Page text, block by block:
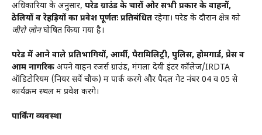
अधिकारियों के अनुसार, परेड ग्राउंड के चारों ओर सभी प्रकार के वाहनों,
ठेलियों व रेहड़ियों का प्रवेश पूर्णतः प्रतिबंधित रहेगा। परेड के दौरान क्षेत्र को
जीरो ज़ोनघोषित किया गया है।
परेड में आने वाले प्रतिभागियों, आर्मी, पैरामिलिट्री, पुलिस, होमगार्ड, प्रेस व
आम नागरिक अपने वाहन रेंजर्स ग्राउंड, मंगला देवी इंटर कॉलेज/IRDTA
ऑडिटोरियम (नियर सर्वे चौक) में पार्क करेंगे और पैदल गेट नंबर 04 व 05 से
कार्यक्रम स्थल में प्रवेश करेंगे।
पार्किंग व्यवस्था